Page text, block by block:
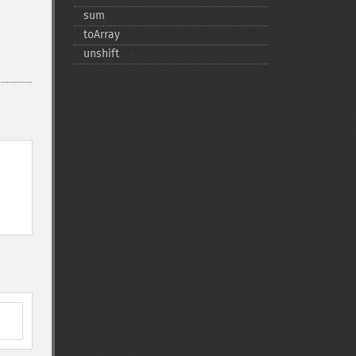
sum
toArray
unshift